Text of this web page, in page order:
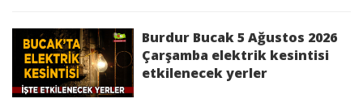
Burdur Bucak 5 Ağustos 2026
Çarşamba elektrik kesintisi
etkilenecek yerler